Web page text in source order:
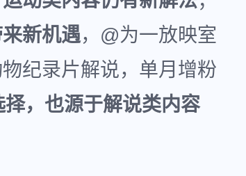
新机遇，@为一放映室
纪录片解说，单月增粉
，也源于解说类内容